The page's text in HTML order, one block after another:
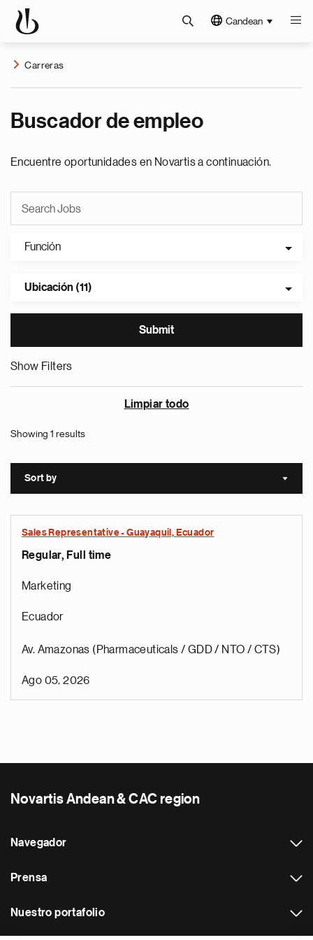
Candean
Carreras
Buscador de empleo
Encuentre oportunidades en Novartis a continuación.
Función
Ubicación (11)
Show Filters
Limpiar todo
Showing 1 results
Sort by Sort
Sales Representative - Guayaquil, Ecuador
Regular, Full time
Marketing
Ecuador
Av. Amazonas (Pharmaceuticals / GDD / NTO / CTS)
Ago 05, 2026
Novartis Andean & CAC region
Navegador
Prensa
Nuestro portafolio